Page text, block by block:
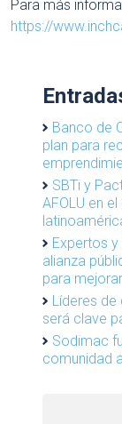
Para más
https://
Banco de
plan para
SBTi y
AFOLU en
Expertos
alianza
para
Líderes
será clave
Sodimac
comunidad